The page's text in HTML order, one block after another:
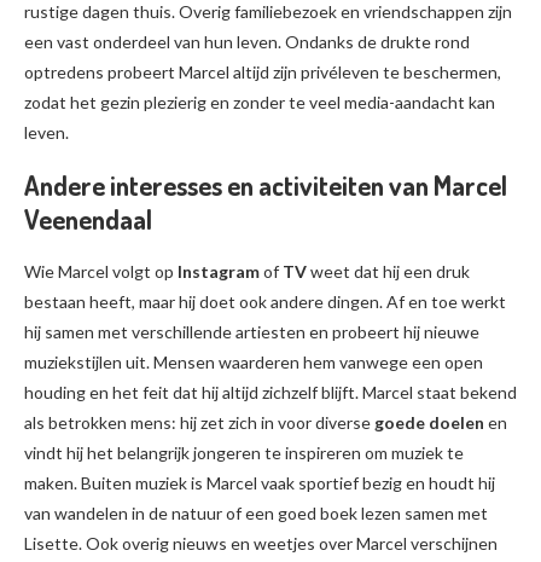
rustige dagen thuis. Overig familiebezoek en vriendschappen zijn
een vast onderdeel van hun leven. Ondanks de drukte rond
optredens probeert Marcel altijd zijn privéleven te beschermen,
zodat het gezin plezierig en zonder te veel media-aandacht kan
leven.
Andere interesses en activiteiten van Marcel
Veenendaal
Wie Marcel volgt op Instagramof TVweet dat hij een druk
bestaan heeft, maar hij doet ook andere dingen. Af en toe werkt
hij samen met verschillende artiesten en probeert hij nieuwe
muziekstijlen uit. Mensen waarderen hem vanwege een open
houding en het feit dat hij altijd zichzelf blijft. Marcel staat bekend
als betrokken mens: hij zet zich in voor diverse goede doelen en
vindt hij het belangrijk jongeren te inspireren om muziek te
maken. Buiten muziek is Marcel vaak sportief bezig en houdt hij
van wandelen in de natuur of een goed boek lezen samen met
Lisette. Ook overig nieuws en weetjes over Marcel verschijnen